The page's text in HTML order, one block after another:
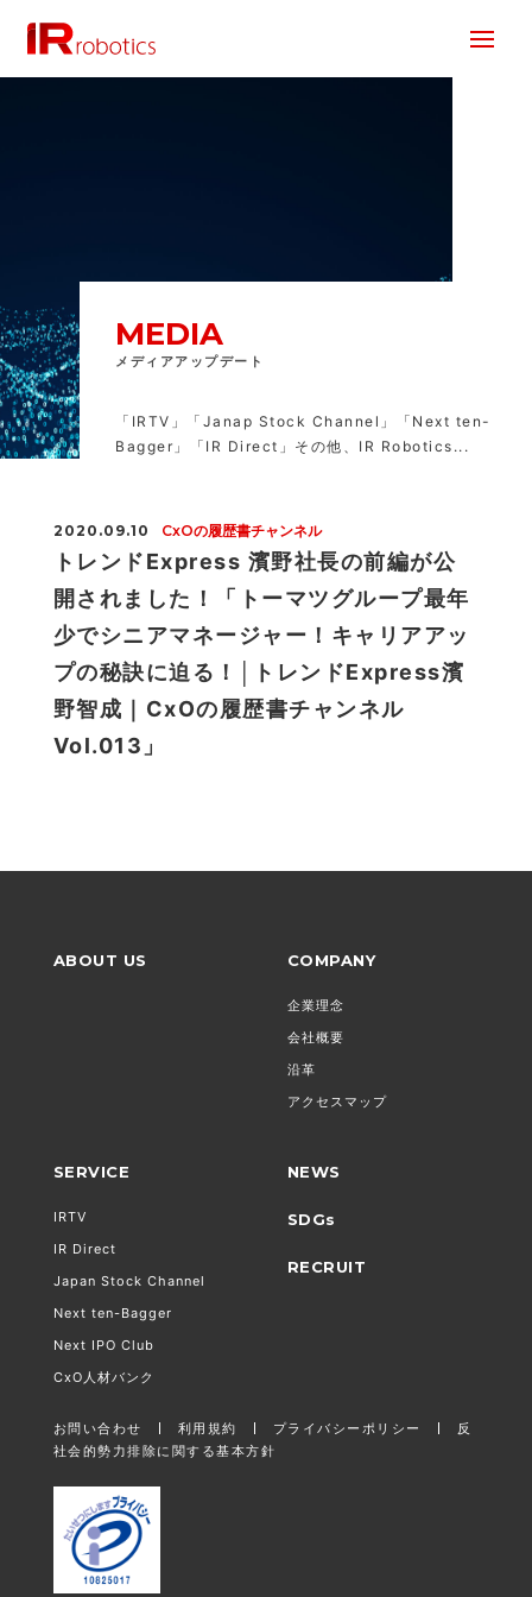
MEDIA
メディアアップデート
「IRTV」「Janap Stock Channel」「Next ten-
Bagger」「IR Direct」その他、IR Robotics...
2020.09.10 CxOの履歴書チャンネル
トレンドExpress 濱野社長の前編が公
開されました！「トーマツグループ最年
少でシニアマネージャー！キャリアアッ
プの秘訣に迫る！│トレンドExpress濱
野智成｜CxOの履歴書チャンネル
Vol.013」
ABOUT US COMPANY
企業理念
会社概要
沿革
アクセスマップ
SERVICE
IRTV
IR Direct
Japan Stock Channel
Next ten-Bagger
Next IPO Club
CxO人材バンク
NEWS
SDGs
RECRUIT
お問い合わせ 利用規約 プライバシーポリシー
反
社会的勢力排除に関する基本方針